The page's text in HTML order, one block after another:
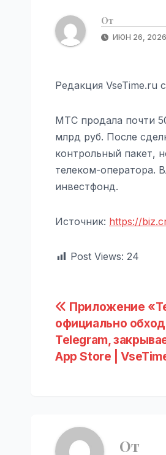
От
ИЮН 26, 2026
Редакция VseTime.ru
МТС продала почти
млрд руб. После
контрольный пакет,
телеком-оператора.
инвестфонд.
Источник: https://
Post Views: 24
Навигация
по
записям
Приложение
официально
Telegram,
App Store |
От